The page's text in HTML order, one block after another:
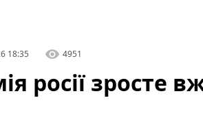
18:35 4951
росії зросте